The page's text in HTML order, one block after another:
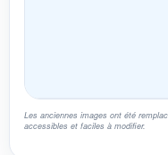
Les anciennes images ont été
accessibles et faciles à modifier.